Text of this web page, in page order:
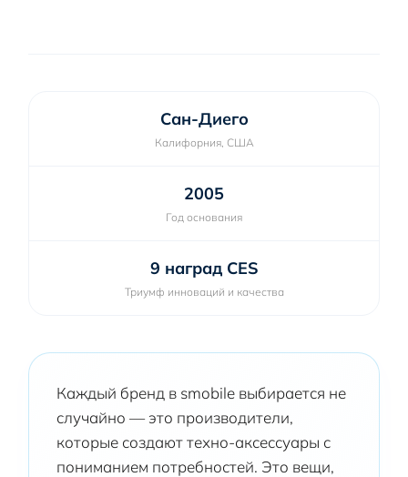
Сан-Диего
Калифорния, США
2005
Год основания
9 наград CES
Триумф инноваций и качества
Каждый бренд в smobile выбирается не
случайно — это производители,
которые создают техно-аксессуары с
пониманием потребностей. Это вещи,